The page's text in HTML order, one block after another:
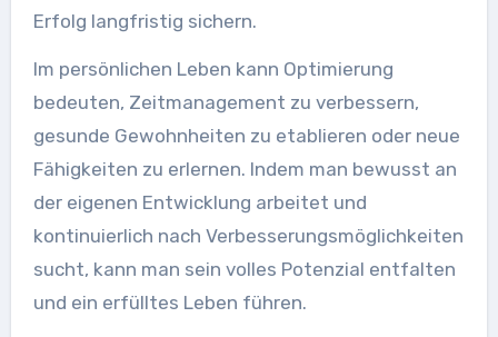
Erfolg langfristig sichern.
Im persönlichen Leben kann Optimierung
bedeuten, Zeitmanagement zu verbessern,
gesunde Gewohnheiten zu etablieren oder neue
Fähigkeiten zu erlernen. Indem man bewusst an
der eigenen Entwicklung arbeitet und
kontinuierlich nach Verbesserungsmöglichkeiten
sucht, kann man sein volles Potenzial entfalten
und ein erfülltes Leben führen.